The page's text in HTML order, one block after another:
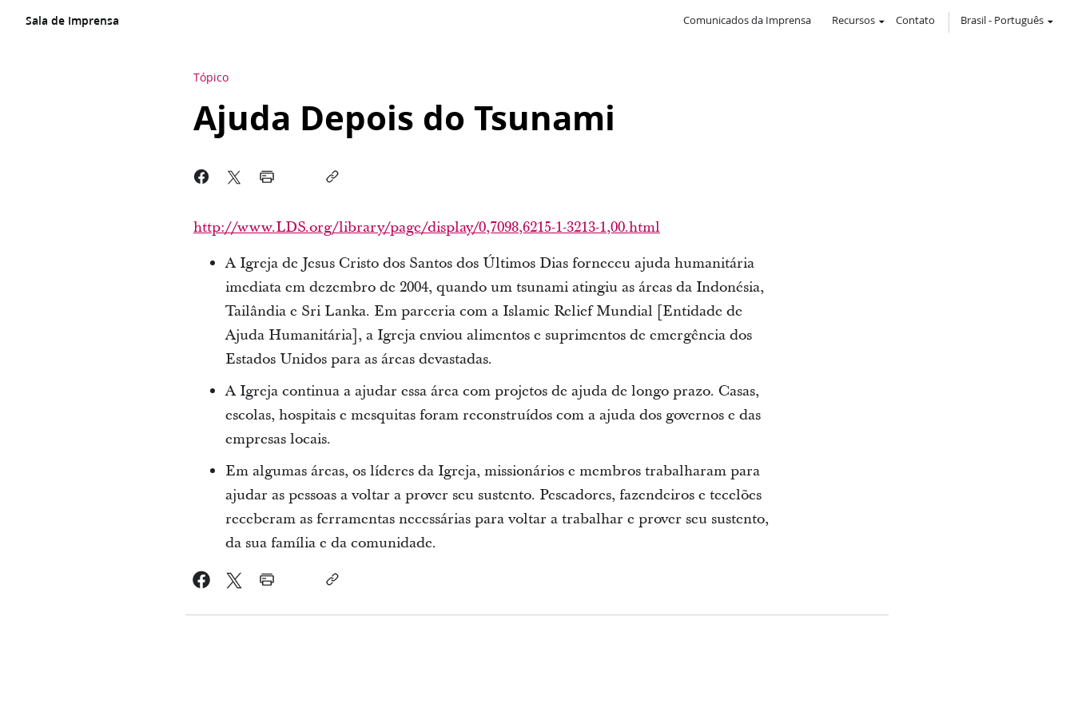
Sala de Imprensa Comunicados da Imprensa Recursos Contato Brasil- Português
Tópico
Ajuda Depois do Tsunami
http://www.LDS.org/library/page/display/0,7098,6215-1-3213-1,00.html
A Igreja de Jesus Cristo dos Santos dos Últimos Dias forneceu ajuda humanitária
imediata em dezembro de 2004, quando um tsunami atingiu as áreas da Indonésia,
Tailândia e Sri Lanka. Em parceria com a Islamic Relief Mundial [Entidade de
Ajuda Humanitária], a Igreja enviou alimentos e suprimentos de emergência dos
Estados Unidos para as áreas devastadas.
A Igreja continua a ajudar essa área com projetos de ajuda de longo prazo. Casas,
escolas, hospitais e mesquitas foram reconstruídos com a ajuda dos governos e das
empresas locais.
Em algumas áreas, os líderes da Igreja, missionários e membros trabalharam para
ajudar as pessoas a voltar a prover seu sustento. Pescadores, fazendeiros e tecelões
receberam as ferramentas necessárias para voltar a trabalhar e prover seu sustento,
da sua família e da comunidade.